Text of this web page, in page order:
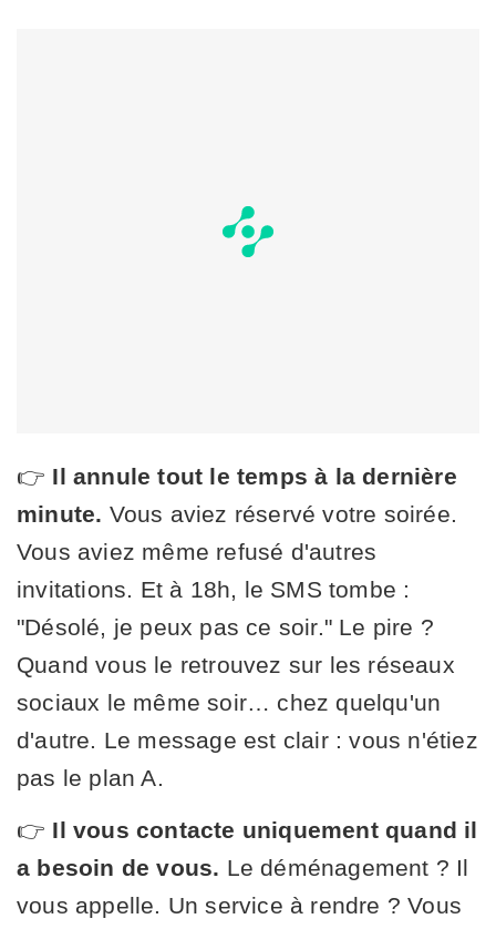
👉 Il annule tout le temps à la dernière
minute. Vous aviez réservé votre soirée.
Vous aviez même refusé d'autres
invitations. Et à 18h, le SMS tombe :
"Désolé, je peux pas ce soir." Le pire ?
Quand vous le retrouvez sur les réseaux
sociaux le même soir… chez quelqu'un
d'autre. Le message est clair : vous n'étiez
pas le plan A.
👉 Il vous contacte uniquement quand il
a besoin de vous. Le déménagement ? Il
vous appelle. Un service à rendre ? Vous